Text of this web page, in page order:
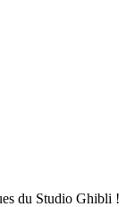
du Studio Ghibli !